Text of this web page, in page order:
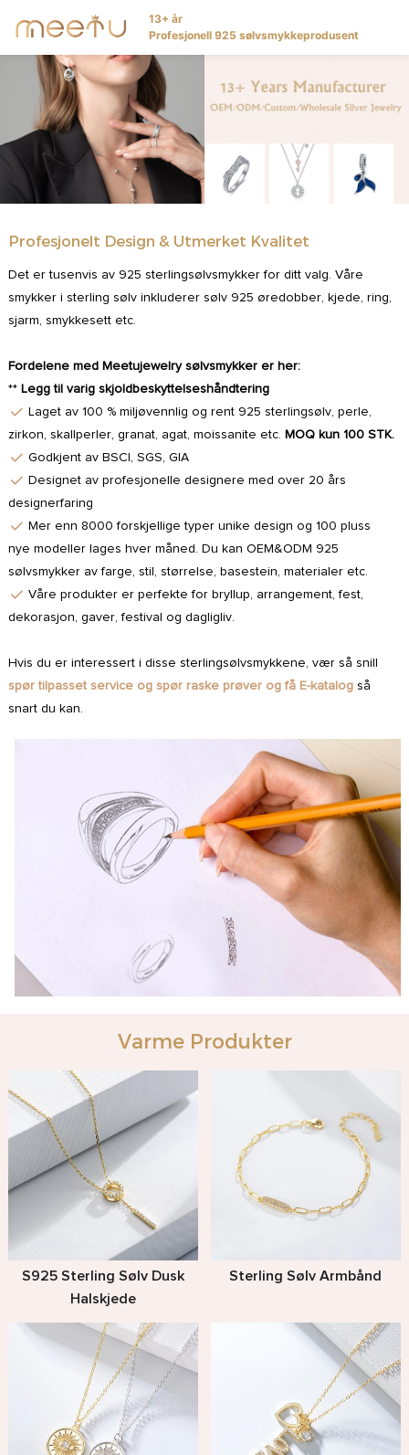
13+ år
Profesjonell 925 sølvsmykkeprodusent
Profesjonelt Design & Utmerket Kvalitet
Det er tusenvis av 925 sterlingsølvsmykker for ditt valg. Våre
smykker i sterling sølv inkluderer sølv 925 øredobber, kjede, ring,
sjarm, smykkesett etc.
Fordelene med Meetujewelry sølvsmykker er her:
** Legg til varig skjoldbeskyttelseshåndtering
Laget av 100 % miljøvennlig og rent 925 sterlingsølv, perle,
zirkon, skallperler, granat, agat, moissanite etc. MOQ kun 100 STK.
Godkjent av BSCI, SGS, GIA
Designet av profesjonelle designere med over 20 års
designerfaring
Mer enn 8000 forskjellige typer unike design og 100 pluss
nye modeller lages hver måned. Du kan OEM&ODM 925
sølvsmykker av farge, stil, størrelse, basestein, materialer etc.
Våre produkter er perfekte for bryllup, arrangement, fest,
dekorasjon, gaver, festival og dagligliv.
Hvis du er interessert i disse sterlingsølvsmykkene, vær så snill
spør tilpasset service og spør raske prøver og få E-katalog så
snart du kan.
Varme Produkter
S925 Sterling Sølv Dusk
Halskjede
Sterling Sølv Armbånd